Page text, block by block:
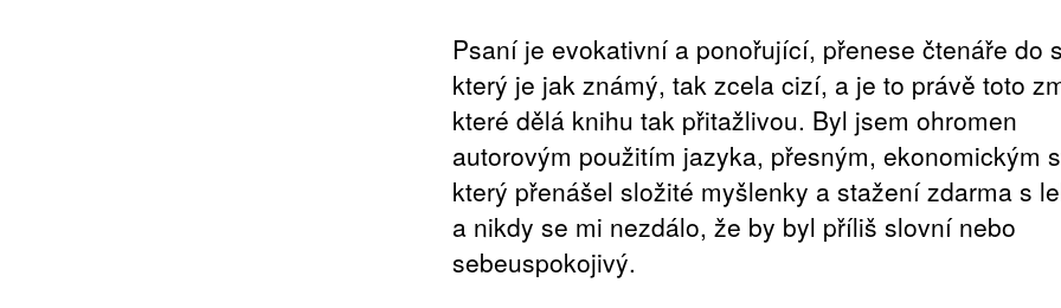
Psaní je evokativní a ponořující, přenese čtenáře do
který je jak známý, tak zcela cizí, a je to právě toto
které dělá knihu tak přitažlivou. Byl jsem ohromen
autorovým použitím jazyka, přesným, ekonomickým
který přenášel složité myšlenky a stažení zdarma​ s
a nikdy se mi nezdálo, že by byl příliš slovní nebo
sebeuspokojivý.